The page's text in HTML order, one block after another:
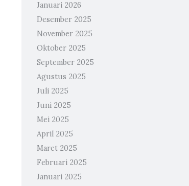
Januari 2026
Desember 2025
November 2025
Oktober 2025
September 2025
Agustus 2025
Juli 2025
Juni 2025
Mei 2025
April 2025
Maret 2025
Februari 2025
Januari 2025